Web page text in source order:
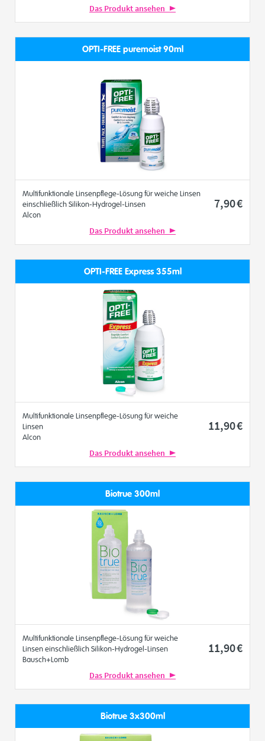
Das Produkt ansehen
OPTI-FREE puremoist 90ml
Multifunktionale Linsenpflege-Lösung für weiche Linsen
einschließlich Silikon-Hydrogel-Linsen
Alcon
7,90€
Das Produkt ansehen
OPTI-FREE Express 355ml
Multifunktionale Linsenpflege-Lösung für weiche
Linsen
Alcon
11,90€
Das Produkt ansehen
Biotrue 300ml
Multifunktionale Linsenpflege-Lösung für weiche
Linsen einschließlich Silikon-Hydrogel-Linsen
Bausch+Lomb
11,90€
Das Produkt ansehen
Biotrue 3x300ml